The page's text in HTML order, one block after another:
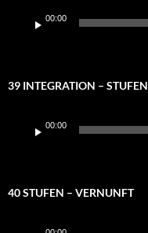
Player
00:00
39 INTEGRATION – STUFEN
Player
00:00
40 STUFEN – VERNUNFT